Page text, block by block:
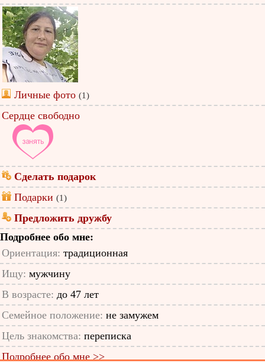
Личные фото (1)
Сердце свободно
Сделать подарок
Подарки (1)
Предложить дружбу
Подробнее обо мне:
Ориентация: традиционная
Ищу: мужчину
В возрасте: до 47 лет
Семейное положение: не замужем
Цель знакомства: переписка
Подробнее обо мне >>